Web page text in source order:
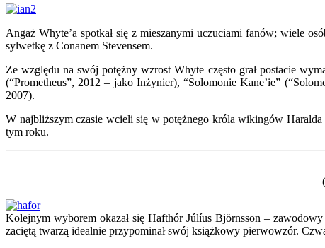
Angaż Whyte’a spotkał się z mieszanymi uczuciami fanów; wiele
sylwetkę z Conanem Stevensem.
Ze względu na swój potężny wzrost Whyte często grał postacie
(“Prometheus”, 2012 – jako Inżynier), “Solomonie Kane’ie”
2007).
W najbliższym czasie wcieli się w potężnego króla wikingów
tym roku.
Kolejnym wyborem okazał się Hafthór Júlíus Björnsson –
zaciętą twarzą idealnie przypominał swój książkowy pierwowzór.